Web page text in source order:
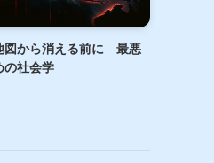
図から消える前に 最悪
の社会学